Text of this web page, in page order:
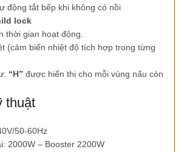
động tắt bếp khi không có nồi
lock
thời gian hoạt động.
(cảm biến nhiệt độ tích hợp trong từng
“H” được hiển thị cho mỗi vùng nấu còn
thuật
50-60Hz
2000W – Booster 2200W